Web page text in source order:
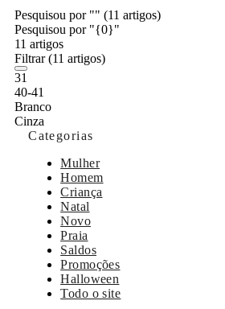
Pesquisou por "" (11 artigos)
Pesquisou por "{0}"
11 artigos
Filtrar(11 artigos)
31
40-41
Branco
Cinza
Categorias
Mulher
Homem
Criança
Natal
Novo
Praia
Saldos
Promoções
Halloween
Todo o site